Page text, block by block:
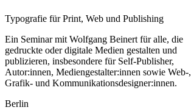
Typografie für Print, Web und Publishing
Ein Seminar mit Wolfgang Beinert für alle, die
gedruckte oder digitale Medien gestalten und
publizieren, insbesondere für Self-Publisher,
Autor:innen, Medien­gestalter:innen sowie Web-,
Grafik- und Kommunikationsdesigner:innen.
Berlin